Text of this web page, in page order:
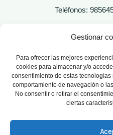
Gestionar
Para ofrecer las mejores
cookies para almacenar y/o
consentimiento de estas tecnologías
comportamiento de navegación o
No consentir o retirar el
ciertas
Teléfonos: